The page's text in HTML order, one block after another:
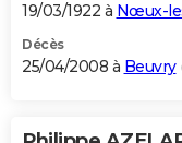
19/03/1922 à Nœux-
Décès
25/04/2008 à Beuvry